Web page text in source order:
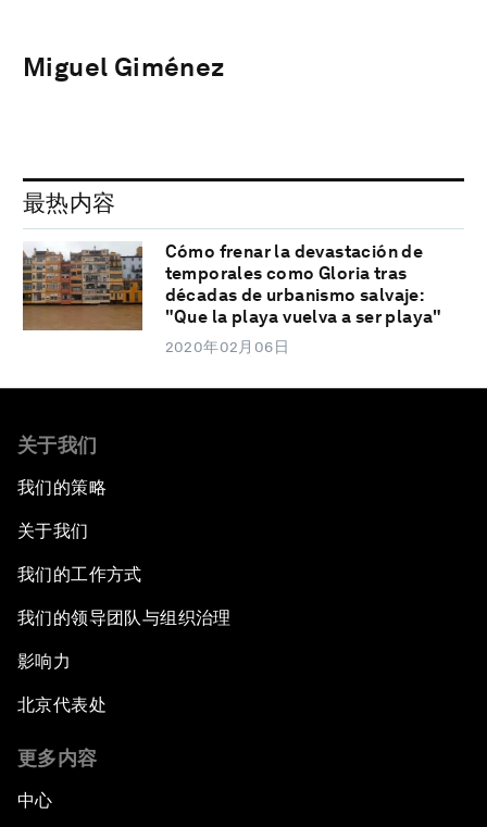
Miguel Giménez
最热内容
Cómo frenar la devastación de
temporales como Gloria tras
décadas de urbanismo salvaje:
"Que la playa vuelva a ser playa"
2020年02月06日
关于我们
我们的策略
关于我们
我们的工作方式
我们的领导团队与组织治理
影响力
北京代表处
更多内容
中心